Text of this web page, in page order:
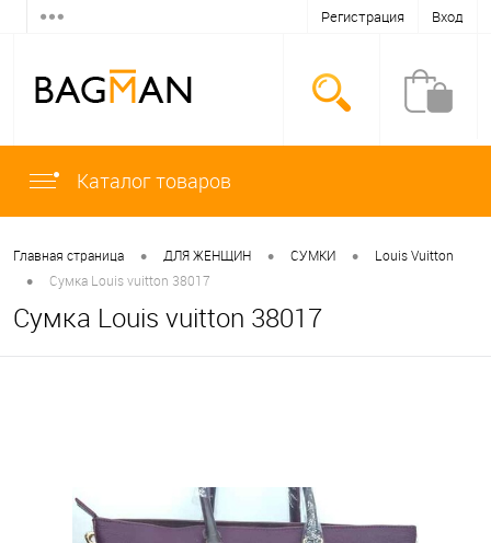
Регистрация Вход
Каталог товаров
Главная страница • ДЛЯ ЖЕНЩИН • СУМКИ • Louis Vuitton
• Сумка Louis vuitton 38017
Сумка Louis vuitton 38017